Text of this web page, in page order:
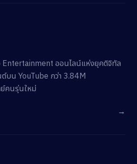
Entertainment ออนไลน์แห่งยุคดิจิทัล
บน YouTube กว่า 3.84M
คนรุ่นใหม่
→